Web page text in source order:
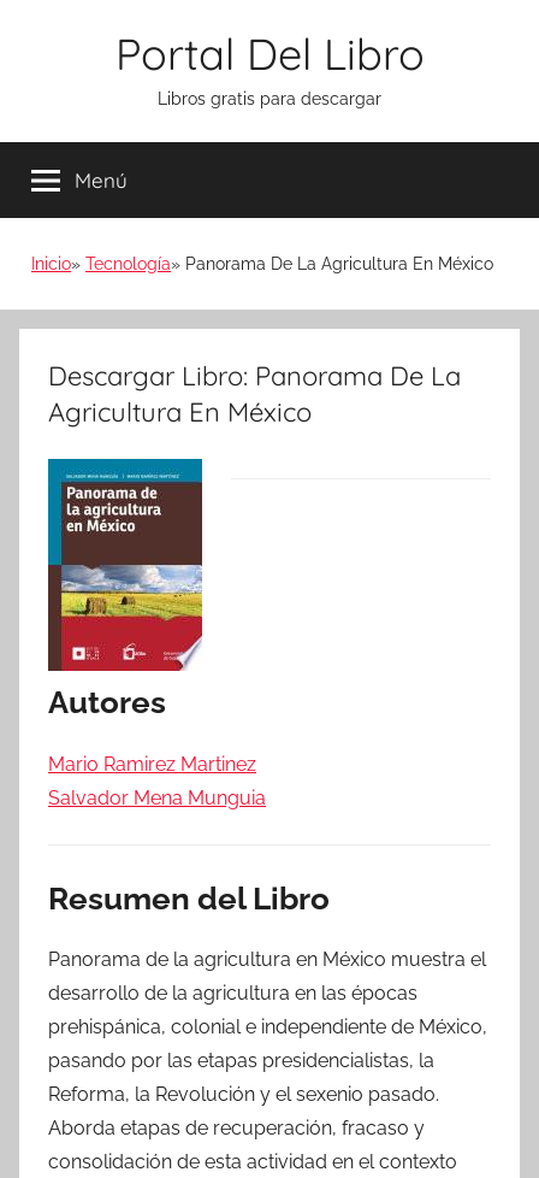
Portal Del Libro
Libros gratis para descargar
Menú
Inicio Tecnología Panorama De La Agricultura En México
Descargar Libro: Panorama De La
Agricultura En México
Autores
Mario Ramirez Martinez
Salvador Mena Munguia
Resumen del Libro
Panorama de la agricultura en México muestra el
desarrollo de la agricultura en las épocas
prehispánica, colonial e independiente de México,
pasando por las etapas presidencialistas, la
Reforma, la Revolución y el sexenio pasado.
Aborda etapas de recuperación, fracaso y
consolidación de esta actividad en el contexto